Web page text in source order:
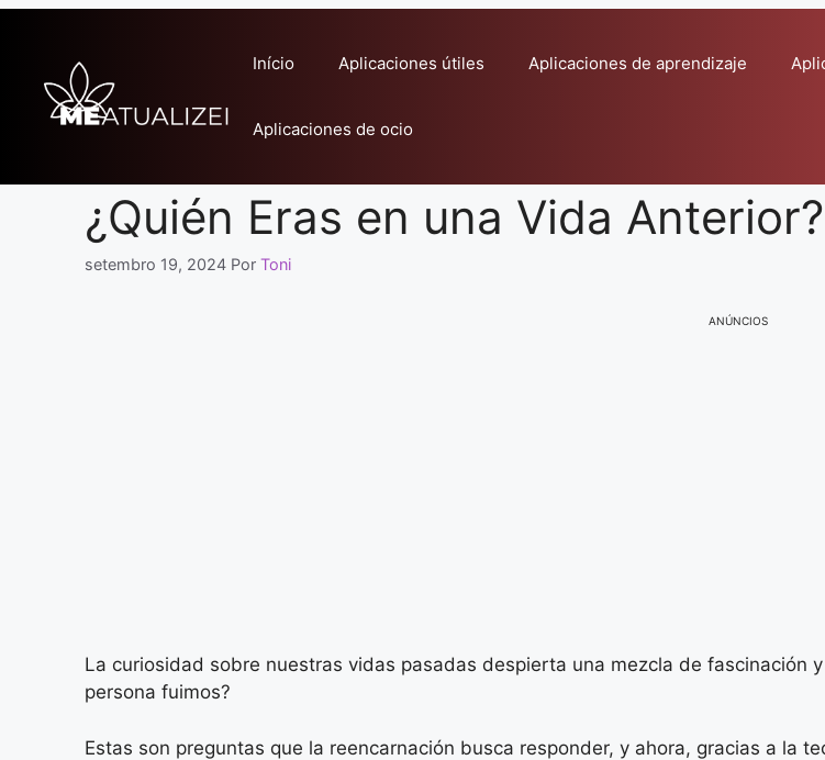
conteúdo
Início Aplicaciones útiles Aplicaciones de aprendizaje
Aplicaciones de ocio
¿Quién Eras en una Vida Anterior?
setembro 19, 2024 Por Toni
ANÚNCIOS
La curiosidad sobre nuestras vidas pasadas despierta una mezcla de fascinación
persona fuimos?
Estas son preguntas que la reencarnación busca responder, y ahora, gracias a la